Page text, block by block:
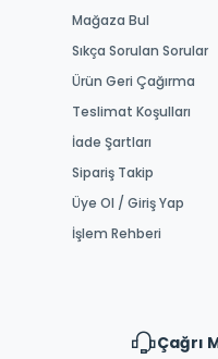
Mağaza Bul
Sıkça Sorulan Sorular
Ürün Geri Çağırma
Teslimat Koşulları
İade Şartları
Sipariş Takip
Üye Ol / Giriş Yap
İşlem Rehberi
Çağrı